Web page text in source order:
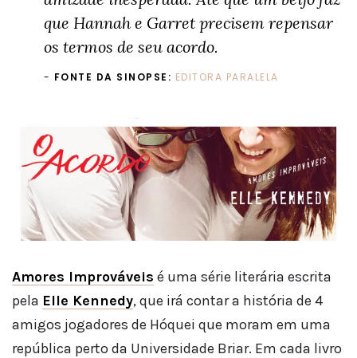
que Hannah e Garret precisem repensar
os termos de seu acordo.
FONTE DA SINOPSE: EDITORA PARALELA
Amores Improváveis é uma série literária escrita
pela Elle Kennedy, que irá contar a história de 4
amigos jogadores de Hóquei que moram em uma
república perto da Universidade Briar. Em cada livro